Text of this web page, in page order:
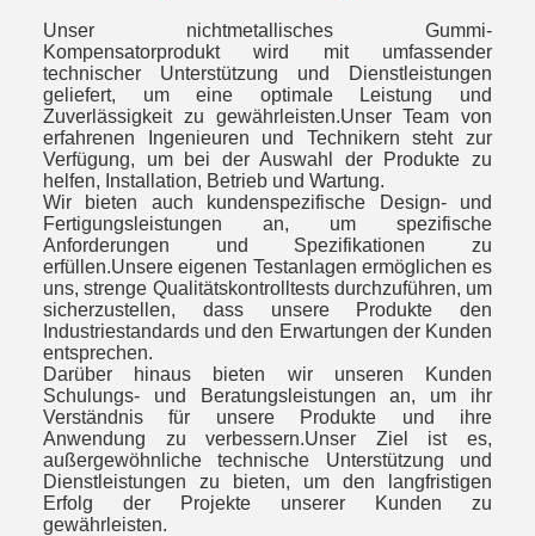
Unser nichtmetallisches Gummi-
Kompensatorprodukt wird mit umfassender
technischer Unterstützung und Dienstleistungen
geliefert, um eine optimale Leistung und
Zuverlässigkeit zu gewährleisten.Unser Team von
erfahrenen Ingenieuren und Technikern steht zur
Verfügung, um bei der Auswahl der Produkte zu
helfen, Installation, Betrieb und Wartung.
Wir bieten auch kundenspezifische Design- und
Fertigungsleistungen an, um spezifische
Anforderungen und Spezifikationen zu
erfüllen.Unsere eigenen Testanlagen ermöglichen es
uns, strenge Qualitätskontrolltests durchzuführen, um
sicherzustellen, dass unsere Produkte den
Industriestandards und den Erwartungen der Kunden
entsprechen.
Darüber hinaus bieten wir unseren Kunden
Schulungs- und Beratungsleistungen an, um ihr
Verständnis für unsere Produkte und ihre
Anwendung zu verbessern.Unser Ziel ist es,
außergewöhnliche technische Unterstützung und
Dienstleistungen zu bieten, um den langfristigen
Erfolg der Projekte unserer Kunden zu
gewährleisten.